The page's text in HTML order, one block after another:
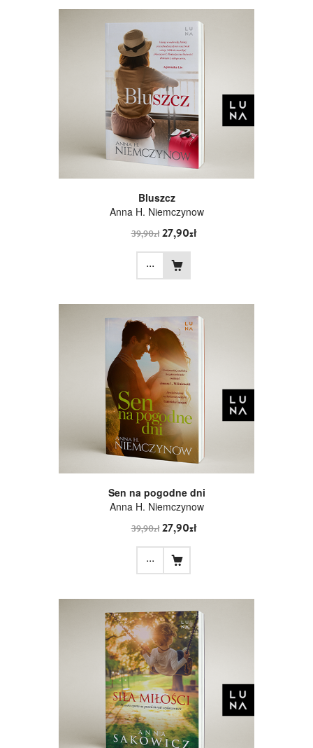
Bluszcz
Anna H. Niemczynow
39,90zł27,90zł
...
Sen na pogodne dni
Anna H. Niemczynow
39,90zł27,90zł
...